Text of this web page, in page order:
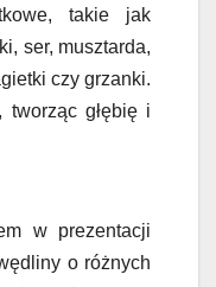
takie jak
ser, musztarda,
czy grzanki.
tworząc głębię i
w prezentacji
o różnych